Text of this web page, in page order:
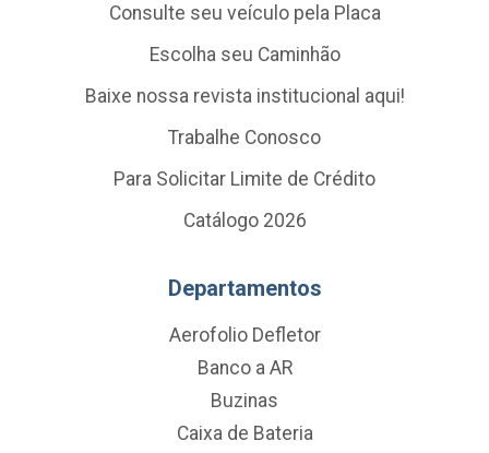
Consulte seu veículo pela Placa
Escolha seu Caminhão
Baixe nossa revista institucional aqui!
Trabalhe Conosco
Para Solicitar Limite de Crédito
Catálogo 2026
Departamentos
Aerofolio Defletor
Banco a AR
Buzinas
Caixa de Bateria